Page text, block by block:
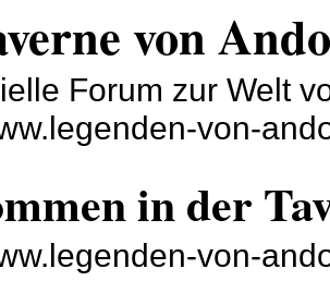
von
Forum zur Welt
von-
in der
von-